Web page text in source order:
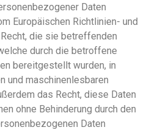
Daten
Europäischen Richtlinien- und
die sie betreffenden
durch die betroffene
bereitgestellt wurden, in
und maschinenlesbaren
das Recht, diese Daten
ohne Behinderung durch den
Daten